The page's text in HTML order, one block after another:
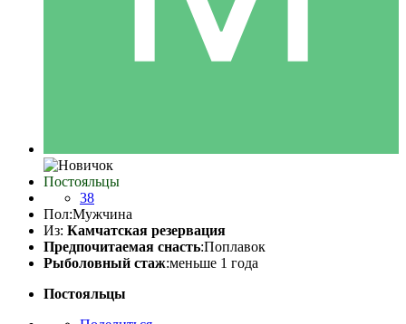
Постояльцы
38
Пол:Мужчина
Из: Камчатская резервация
Предпочитаемая снасть:Поплавок
Рыболовный стаж:меньше 1 года
Постояльцы